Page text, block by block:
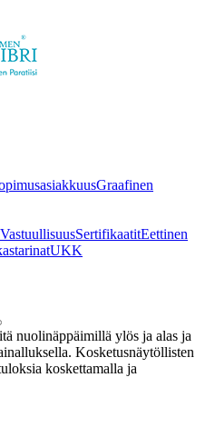
Graafinen
VastuullisuusSertifikaatitEettinen
UKK
nuolinäppäimillä ylös ja alas ja
Kosketusnäytöllisten
koskettamalla ja